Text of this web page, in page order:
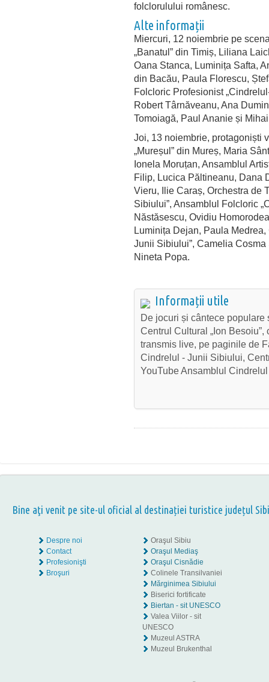
folclorulului românesc.
Alte informații
Miercuri, 12 noiembrie pe
„Banatul” din Timiș, Liliana
Oana Stanca, Luminița Safta,
din Bacău, Paula Florescu,
Folcloric Profesionist „
RobertTârnăveanu, Ana
Tomoiagă, Paul Ananie și
Joi, 13 noiembrie, protagoniști
„Mureșul” din Mureș, Maria S
Ionela Moruțan, Ansamblul
Filip, Lucica Păltineanu, Dana
Vieru, Ilie Caraș, Orchestra de
Sibiului”, Ansamblul Folcloric „
Năstăsescu, Ovidiu
Luminița Dejan, Paula Medrea,
Junii Sibiului”, Camelia Cosma
Nineta Popa.
Informații utile
De jocuri și cântece populare
Centrul Cultural „Ion Besoiu”,
transmis live, pe paginile de
Cindrelul - Junii Sibiului,
YouTubeAnsamblul Cindrelul
Bine aţi venit pe site-ul oficial al destinației turistice județul
Despre noi
Contact
Profesionişti
Broşuri
Oraşul Sibiu
Oraşul Mediaş
Oraşul Cisnădie
Colinele Transilvaniei
Mărginimea Sibiului
Biserici fortificate
Biertan - sit UNESCO
Valea Viilor - sit
UNESCO
Muzeul ASTRA
Muzeul Brukenthal